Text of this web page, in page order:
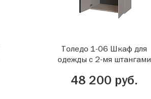
Толедо 1-06 Шкаф для
одежды с 2-мя штангами
48 200 руб.